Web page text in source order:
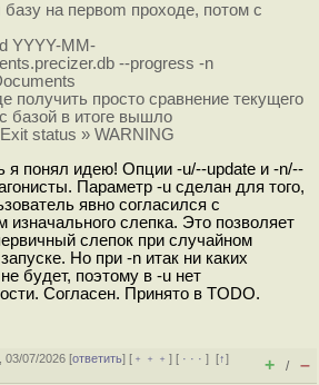
на первоm проходе, потом с
YYYY-MM-
--progress -n
получить просто сравнение текущего
базой в итоге вышло
status » WARNING
я понял идею! Опции -u/--update и -n/--
Параметр -u сделан для того,
явно согласился с
изначального слепка. Это позволяет
слепок при случайном
Но при -n итак ни каких
будет, поэтому в -u нет
Согласен. Принято в TODO.
03/07/2026 [ответить] [ ﹢﹢﹢] [ · · ·][↑]
+ / –